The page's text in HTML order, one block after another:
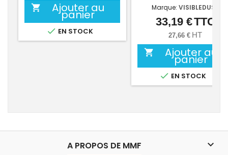
 Ajouter au
panier
 EN STOCK
Marque: VISIBLEDUST
Prix
33,19 €TTC
27,66 € HT
 Ajouter au
panier
 EN STOCK
A PROPOS DE MMF 